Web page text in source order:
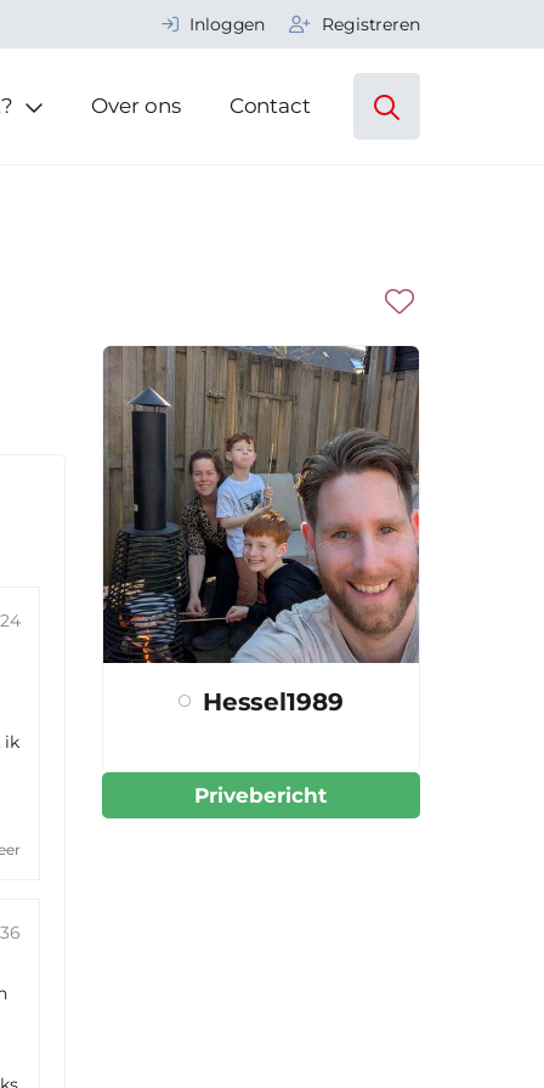
ik
Hessel1989
Privebericht
Inloggen Registreren
Over ons Contact